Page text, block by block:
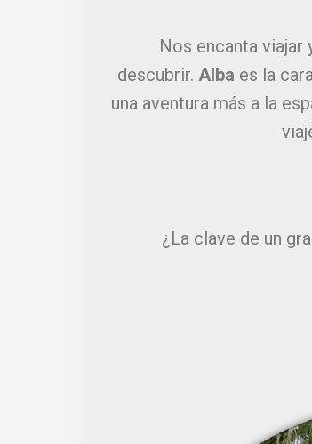
Nos encanta viajar
descubrir. Alba es la
una aventura más a la
¿La clave de un